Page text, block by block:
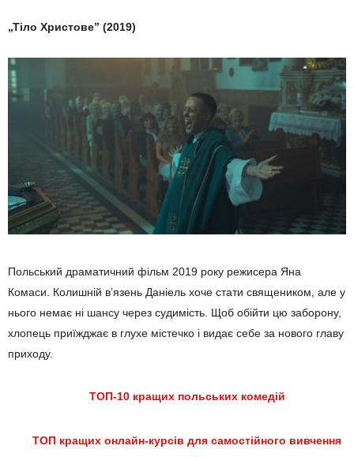
„Тіло Христове” (2019)
Польський драматичний фільм 2019 року режисера Яна
Комаси. Колишній в’язень Даніель хоче стати священиком, але у
нього немає ні шансу через судимість. Щоб обійти цю заборону,
хлопець приїжджає в глухе містечко і видає себе за нового главу
приходу.
ТОП-10 кращих польських комедій
ТОП кращих онлайн-курсів для самостійного вивчення